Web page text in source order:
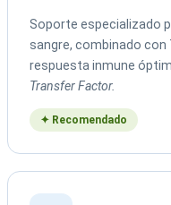
Soporte especializado
sangre, combinado
respuesta inmune
Transfer Factor.
✦ Recomendado